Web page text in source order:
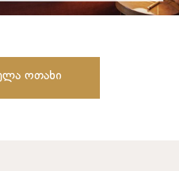
ოთახი აღჭუვრილია
Ოთახი